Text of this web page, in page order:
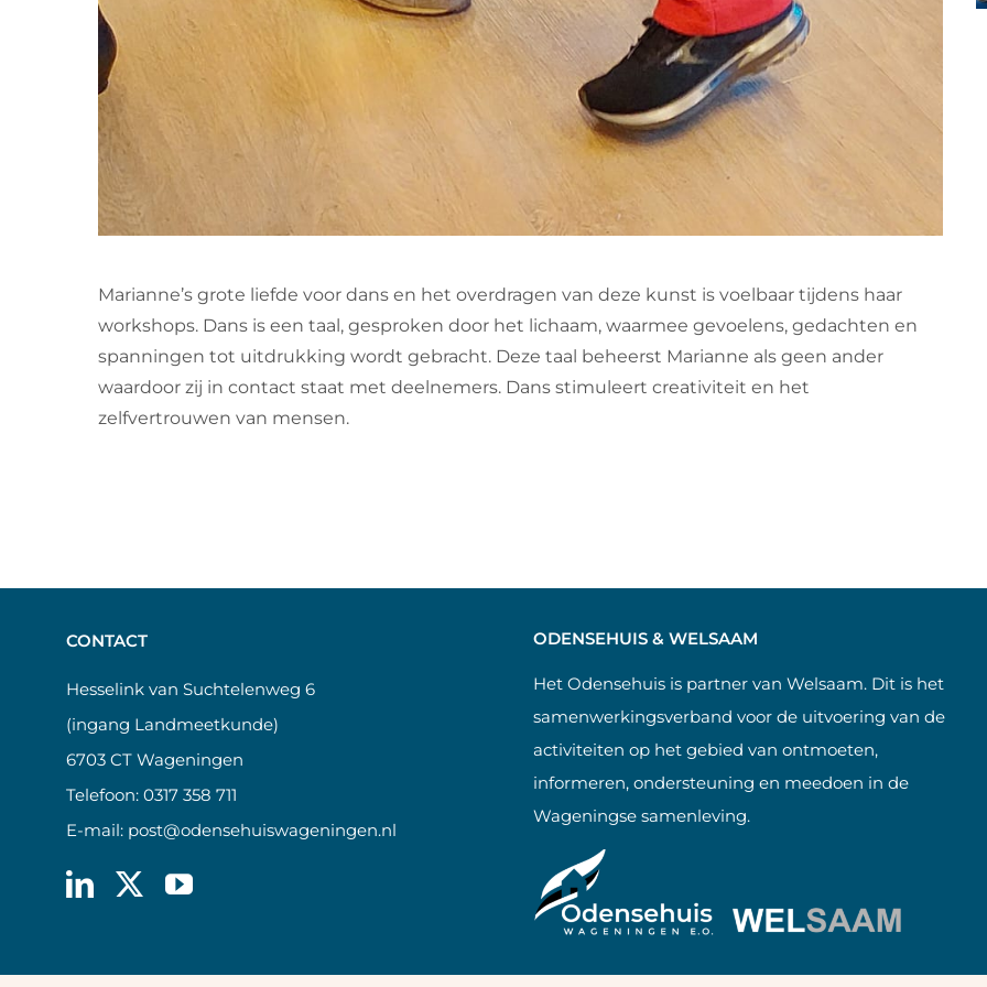
Marianne’s grote liefde voor dans en het overdragen van deze kunst is voelbaar tijdens haar
workshops. Dans is een taal, gesproken door het lichaam, waarmee gevoelens, gedachten en
spanningen tot uitdrukking wordt gebracht. Deze taal beheerst Marianne als geen ander
waardoor zij in contact staat met deelnemers. Dans stimuleert creativiteit en het
zelfvertrouwen van mensen.
CONTACT
Hesselink van Suchtelenweg 6
(ingang Landmeetkunde)
6703 CT Wageningen
Telefoon: 0317 358 711
E-mail: post@odensehuiswageningen.nl
ODENSEHUIS & WELSAAM
Het Odensehuis is partner van Welsaam. Dit is het
samenwerkingsverband voor de uitvoering van de
activiteiten op het gebied van ontmoeten,
informeren, ondersteuning en meedoen in de
Wageningse samenleving.